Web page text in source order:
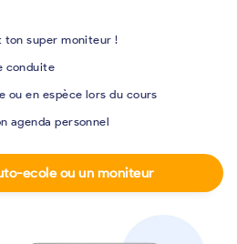
super moniteur !
conduite
ou en espèce lors du cours
agenda personnel
ecole ou un moniteur